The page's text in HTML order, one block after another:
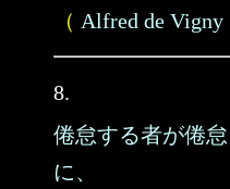
（ Alfred de Vigny
8.
倦怠する者が倦
に、